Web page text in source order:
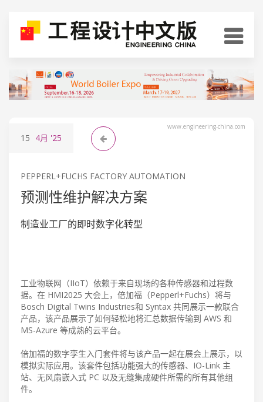
www.engineering-china.com
15 4月 '25
PEPPERL+FUCHS FACTORY AUTOMATION
预测性维护解决方案
制造业工厂的即时数字化转型
工业物联网（IIoT）依赖于来自现场的各种传感器和过程数
据。在 HMI2025 大会上，倍加福（Pepperl+Fuchs）将与
Bosch Digital Twins Industries和 Syntax 共同展示一款联合
产品，该产品展示了如何轻松地将汇总数据传输到 AWS 和
MS-Azure 等成熟的云平台。
倍加福的数字孪生入门套件将与该产品一起在展会上展示，以
模拟实际应用。该套件包括功能强大的传感器、IO-Link 主
站、无风扇嵌入式 PC 以及无缝集成硬件所需的所有其他组
件。